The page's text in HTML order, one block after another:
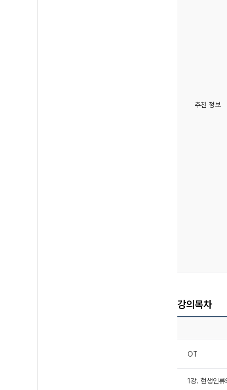
추천 정보
강의목차
OT
1강. 현생인